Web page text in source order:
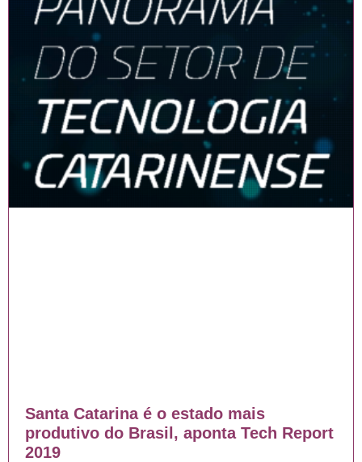
Santa Catarina é o estado mais
produtivo do Brasil, aponta Tech Report
2019